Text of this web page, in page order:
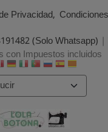
Privacidad
(Solo Whatsapp) |
con Impuestos incluidos